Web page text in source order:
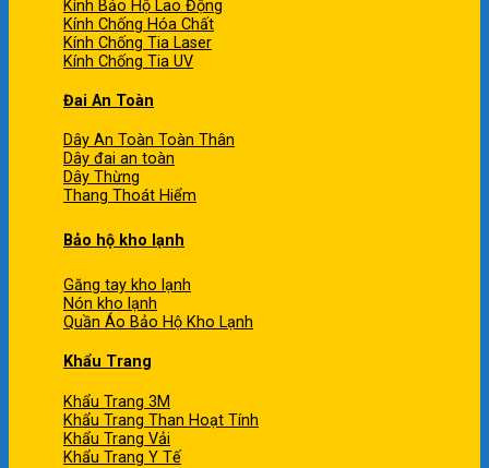
Kính Bảo Hộ Lao Động
Kính Chống Hóa Chất
Kính Chống Tia Laser
Kính Chống Tia UV
Đai An Toàn
Dây An Toàn Toàn Thân
Dây đai an toàn
Dây Thừng
Thang Thoát Hiểm
Bảo hộ kho lạnh
Găng tay kho lạnh
Nón kho lạnh
Quần Áo Bảo Hộ Kho Lạnh
Khẩu Trang
Khẩu Trang 3M
Khẩu Trang Than Hoạt Tính
Khẩu Trang Vải
Khẩu Trang Y Tế